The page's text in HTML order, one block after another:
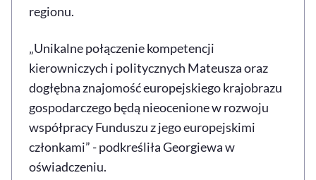
regionu.
„Unikalne połączenie kompetencji
kierowniczych i politycznych Mateusza oraz
dogłębna znajomość europejskiego krajobrazu
gospodarczego będą nieocenione w rozwoju
współpracy Funduszu z jego europejskimi
członkami” - podkreśliła Georgiewa w
oświadczeniu.